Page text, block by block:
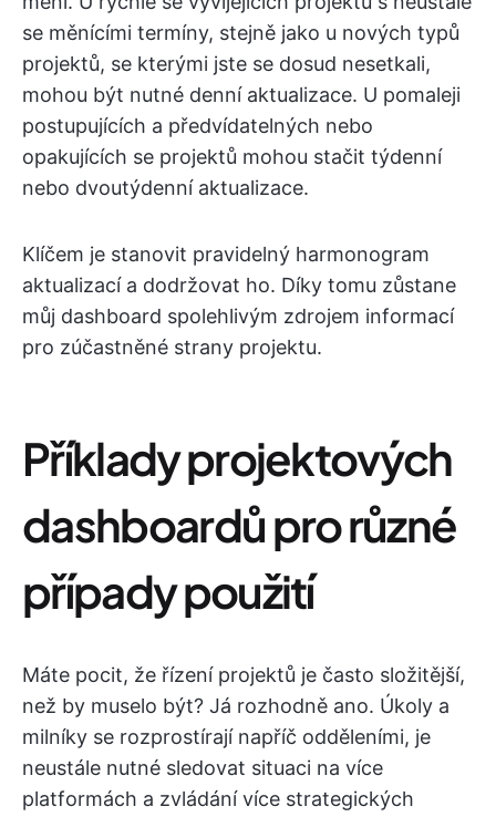
se měnícími termíny, stejně jako u nových typů
projektů, se kterými jste se dosud nesetkali,
mohou být nutné denní aktualizace. U pomaleji
postupujících a předvídatelných nebo
opakujících se projektů mohou stačit týdenní
nebo dvoutýdenní aktualizace.
Klíčem je stanovit pravidelný harmonogram
aktualizací a dodržovat ho. Díky tomu zůstane
můj dashboard spolehlivým zdrojem informací
pro zúčastněné strany projektu.
Příklady projektových
dashboardů pro různé
případy použití
Máte pocit, že řízení projektů je často složitější,
než by muselo být? Já rozhodně ano. Úkoly a
milníky se rozprostírají napříč odděleními, je
neustále nutné sledovat situaci na více
platformách a zvládání více strategických